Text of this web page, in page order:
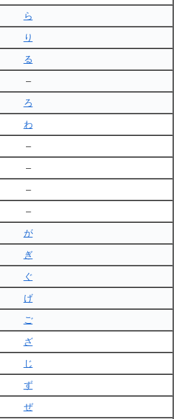
ら
り
る
–
ろ
わ
–
–
–
–
が
ぎ
ぐ
げ
ご
ざ
じ
ず
ぜ